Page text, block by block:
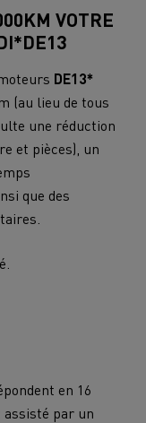
VOTRE
DE13*
(au lieu de tous
une réduction
et pièces), un
que des
en 16
assisté par un